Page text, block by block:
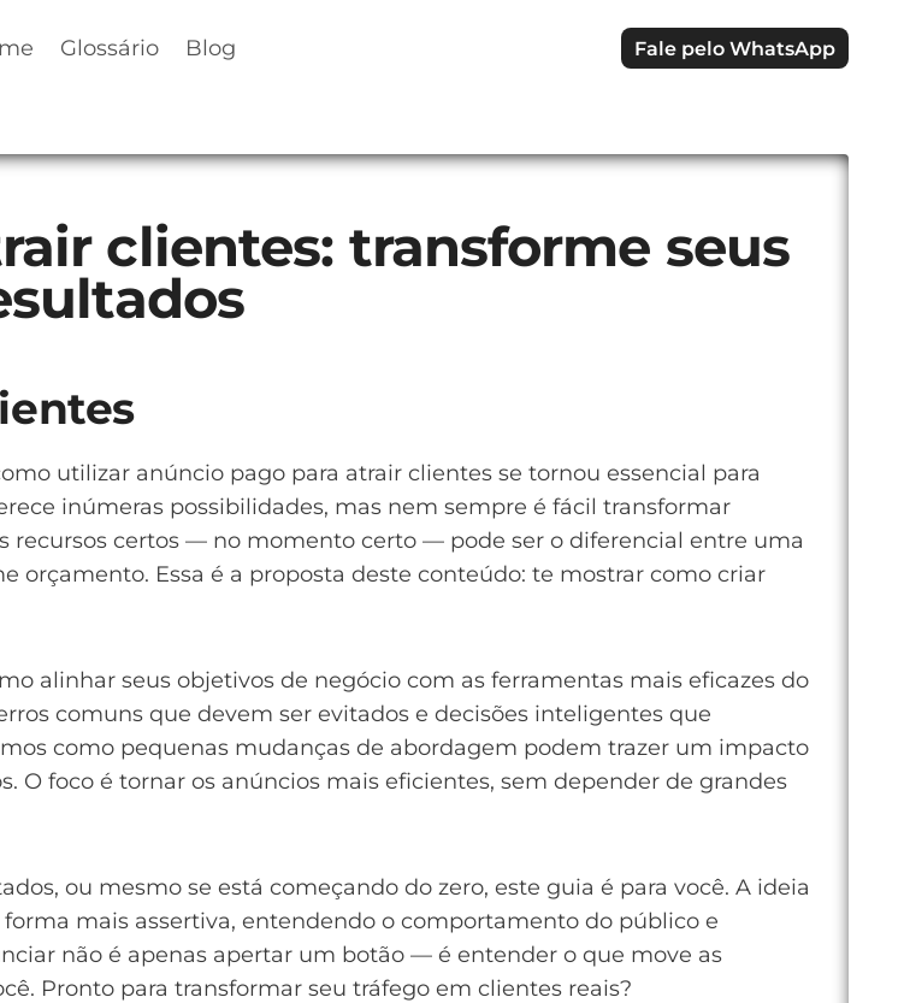
Glossário Blog Fale pelo WhatsApp
clientes: transforme seus
utilizar anúncio pago para atrair clientes se tornou essencial para
inúmeras possibilidades, mas nem sempre é fácil transformar
recursos certos — no momento certo — pode ser o diferencial entre uma
orçamento. Essa é a proposta deste conteúdo: te mostrar como criar
alinhar seus objetivos de negócio com as ferramentas mais eficazes do
comuns que devem ser evitados e decisões inteligentes que
como pequenas mudanças de abordagem podem trazer um impacto
O foco é tornar os anúncios mais eficientes, sem depender de grandes
ou mesmo se está começando do zero, este guia é para você. A ideia
mais assertiva, entendendo o comportamento do público e
não é apenas apertar um botão — é entender o que move as
Pronto para transformar seu tráfego em clientes reais?